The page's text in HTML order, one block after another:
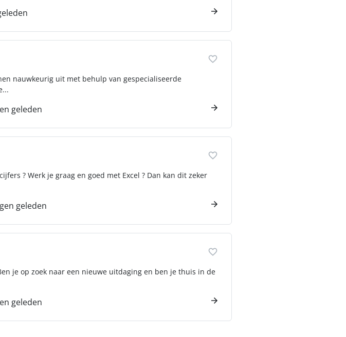
nauwkeurig uit met behulp van gespecialiseerde
geleden
? Werk je graag en goed met Excel ? Dan kan dit zeker
geleden
je op zoek naar een nieuwe uitdaging en ben je thuis in de
geleden